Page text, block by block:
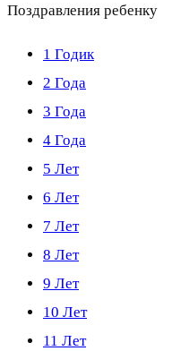
Поздравления ребенку
1 Годик
2 Года
3 Года
4 Года
5 Лет
6 Лет
7 Лет
8 Лет
9 Лет
10 Лет
11 Лет